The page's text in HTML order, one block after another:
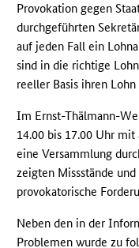
Provokation gegen
durchgeführten
auf jeden Fall ein
sind in die richtige
reeller Basis ihren
Im Ernst-Thälmann-
14.00 bis 17.00 Uhr
eine Versammlung
zeigten Missstände
provokatorische
Neben den in der
Problemen wurde zu